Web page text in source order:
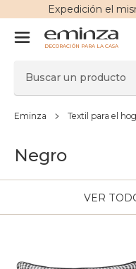
Expedición el
DECORACIÓN PARA LA CASA
Eminza Textil para el
Negro
VER